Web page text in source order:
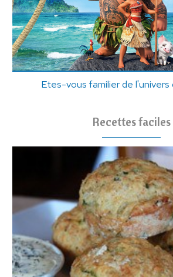
Etes-vous familier de l'univers
Recettes faciles